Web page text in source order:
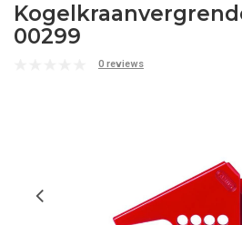
00299
0 reviews